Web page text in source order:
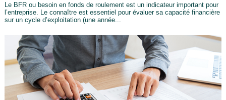
Le BFR ou besoin en fonds de roulement est un indicateur important pour
l’entreprise. Le connaître est essentiel pour évaluer sa capacité financière
sur un cycle d’exploitation (une année...